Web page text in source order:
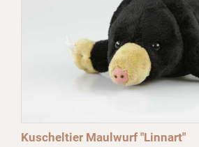
Kuscheltier Maulwurf "Linnart"